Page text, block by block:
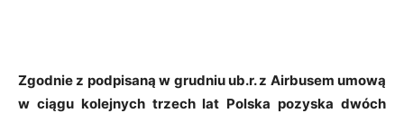
Zgodnie z podpisaną w grudniu ub.r. z Airbusem umową
w ciągu kolejnych trzech lat Polska pozyska dwóch